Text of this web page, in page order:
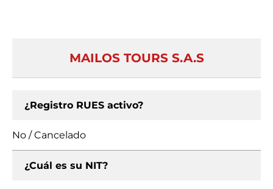
MAILOS TOURS S.A.S
¿Registro RUES activo?
No / Cancelado
¿Cuál es su NIT?